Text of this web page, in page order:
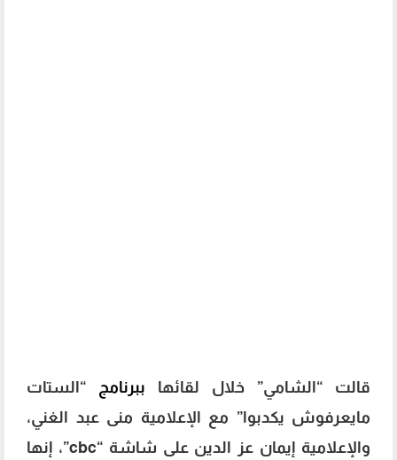
قالت “الشامي” خلال لقائها ببرنامج
“الستات
مايعرفوش يكدبوا” مع الإعلامية منى عبد الغني،
والإعلامية إيمان عز الدين على شاشة “cbc”، إنها